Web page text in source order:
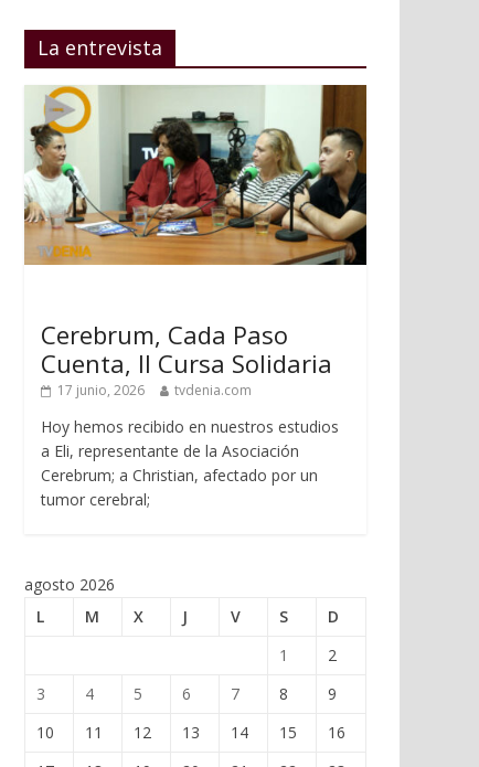
La entrevista
Cerebrum, Cada Paso
Cuenta, II Cursa Solidaria
17 junio, 2026 tvdenia.com
Hoy hemos recibido en nuestros estudios
a Eli, representante de la Asociación
Cerebrum; a Christian, afectado por un
tumor cerebral;
agosto 2026
L
M X J V S
D
1
2
3
4 5 6 7 8
9
10
11 12 13 14 15
16